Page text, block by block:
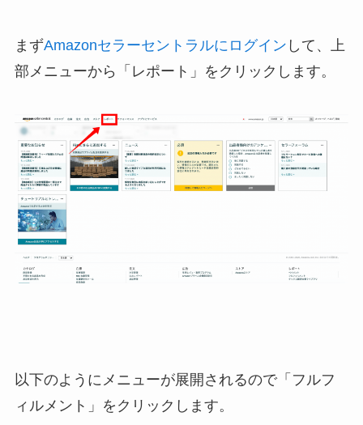
まずAmazonセラーセントラルにログイン して、上
部メニューから「レポート」をクリックします。
以下のようにメニューが展開されるので「フルフ
ィルメント」をクリックします。